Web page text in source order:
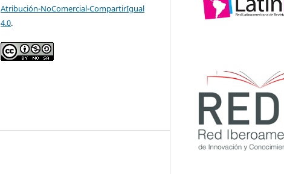
Atribución-NoComercial-CompartirIgual
4.0.